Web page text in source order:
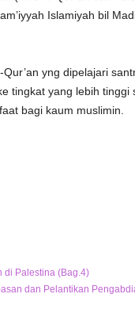
Islamiyah bil
yng dipelajari
tingkat yang lebih
bagi kaum muslimin.
di Palestina (Bag.4)
dan Pelantikan